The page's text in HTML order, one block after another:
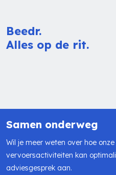
Beedr.
Alles op de rit.
Samen onderweg
Wil je meer weten over hoe
vervoersactiviteiten kan
adviesgesprek aan.